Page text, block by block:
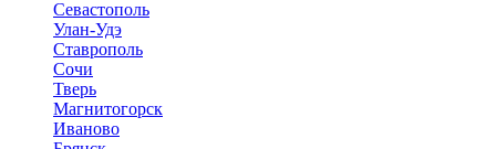
Севастополь
Улан-Удэ
Ставрополь
Сочи
Тверь
Магнитогорск
Иваново